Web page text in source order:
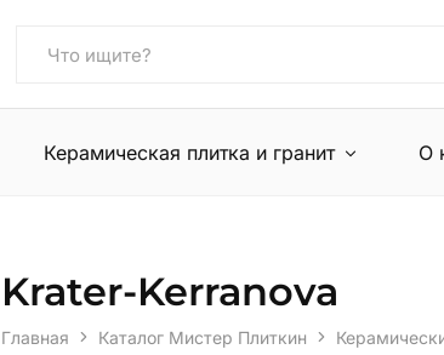
Керамическая плитка и гранит О
Krater-Kerranova
Главная Каталог Мистер Плиткин